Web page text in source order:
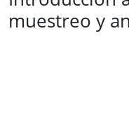
muestreo y